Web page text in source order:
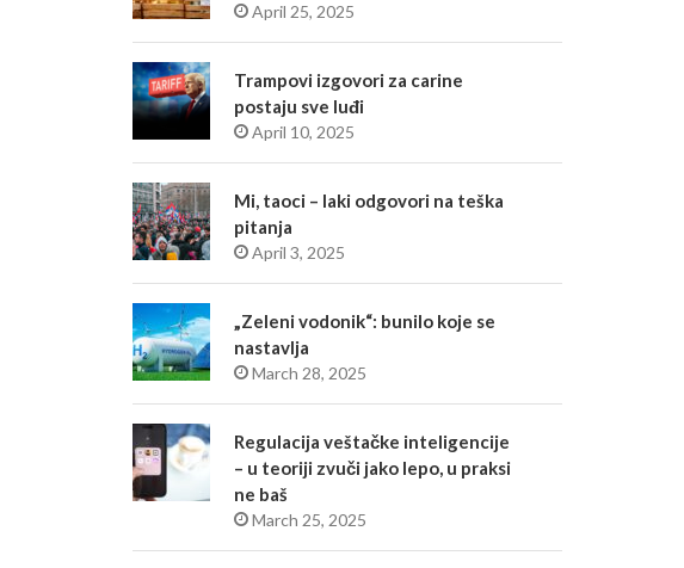
April 25, 2025
Trampovi izgovori za carine
postaju sve luđi
April 10, 2025
Mi, taoci – laki odgovori na teška
pitanja
April 3, 2025
„Zeleni vodonik“: bunilo koje se
nastavlja
March 28, 2025
Regulacija veštačke inteligencije
– u teoriji zvuči jako lepo, u praksi
ne baš
March 25, 2025